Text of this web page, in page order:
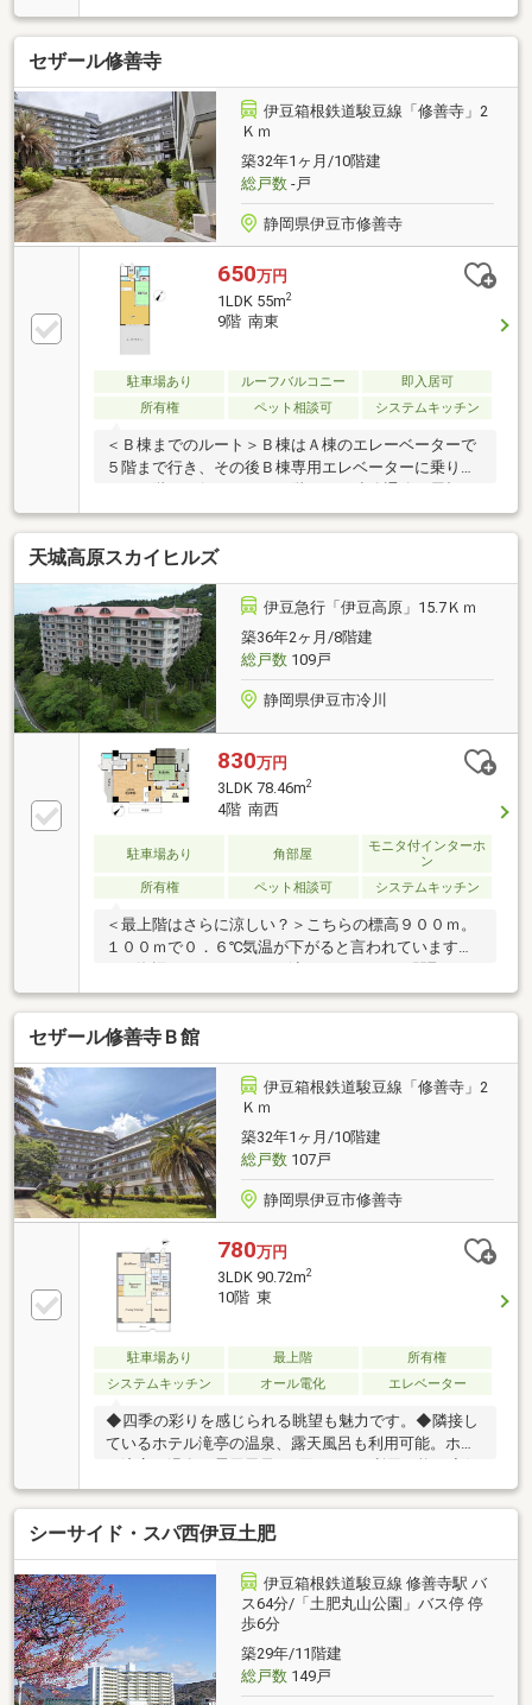
え、畳表替え、水道蛇口交換、IHコンロの設置、エア
コン設置、ガスヒーター交換、トイレ便座交換、給湯
器2台交換、浴室の蛇口及びシャワー交換、バスタブ
交換などになります。伊東駅からのバスも利用可能で
す（冬季は休業）
セザール修善寺
伊豆箱根鉄道駿豆線「修善寺」2
Ｋｍ
築32年1ヶ月/10階建
総戸数-戸
静岡県伊豆市修善寺
650万円
1LDK 55m2
9階 南東
駐車場あり ルーフバルコニー
即入居可
所有権
ペット相談可 システムキッチン
＜Ｂ棟までのルート＞Ｂ棟はＡ棟のエレーベーターで
５階まで行き、その後Ｂ棟専用エレベーターに乗り換
ありますが、台風などの暴風の日には濡れてしまうこ
ともあるかと思われます。＜ルーフバルコニー＞広々
としたルーフバルコニーもこのお部屋の特徴です。し
かし、角部屋だけにルーフバルコニーがあるマンショ
ンとは違って、ルーフバルコニーが横一列に並んでい
ます。エレーベーターホールからも２部屋目なのでこ
ちらからもよく見えます。プライベート感はあまりな
いルーフバルコニーのため、洗濯物を干したりプラン
ターで花や野菜を育てたりするのが良さそうです。
天城高原スカイヒルズ
伊豆急行「伊豆高原」15.7Ｋｍ
築36年2ヶ月/8階建
総戸数109戸
静岡県伊豆市冷川
830万円
3LDK 78.46m2
4階 南西
駐車場あり 角部屋
モニタ付インターホ
ン
所有権
ペット相談可 システムキッチン
＜最上階はさらに涼しい？＞こちらの標高９００ｍ。
１００ｍで０．６℃気温が下がると言われていますの
違います！＞この部屋は大改造をおこなったため、他
の部屋と全く異なります。クロスやフローリングはも
ちろんのこと、壁を抜いた間取りの変更も行っていま
す＜定住も可能＞ひかりインターネットが可能です。
既に配線がされていますので、契約のみで利用できま
す。伊東駅との間のバス便も１日４本もあるんです。
＜修繕積立金＞これは要注意、一般のマンションに比
べて少ないです。計画された大規模修繕の時に不足分
を一時金として集金される可能性があります。
セザール修善寺Ｂ館
伊豆箱根鉄道駿豆線「修善寺」2
Ｋｍ
築32年1ヶ月/10階建
総戸数107戸
静岡県伊豆市修善寺
780万円
3LDK 90.72m2
10階 東
駐車場あり 最上階
所有権
システムキッチン
オール電化 エレベーター
◆四季の彩りを感じられる眺望も魅力です。◆隣接し
ているホテル滝亭の温泉、露天風呂も利用可能。ホテ
豆の小京都・修善寺温泉街まで徒歩圏のマンションで
す。◆定住利用＆別荘利用ともに歓迎。
シーサイド・スパ西伊豆土肥
伊豆箱根鉄道駿豆線 修善寺駅 バ
ス64分/「土肥丸山公園」バス停 停
歩6分
築29年/11階建
総戸数149戸